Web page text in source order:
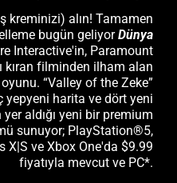
kreminizi) alın! Tamamen
bugün geliyorDünya
Interactive'in, Paramount
kıran filminden ilham alan
“Valley of the Zeke”
yepyeni harita ve dört yeni
aldığı yeni bir premium
sunuyor; PlayStation®5,
X|S ve Xbox One'da $9.99
fiyatıyla mevcut ve PC*.